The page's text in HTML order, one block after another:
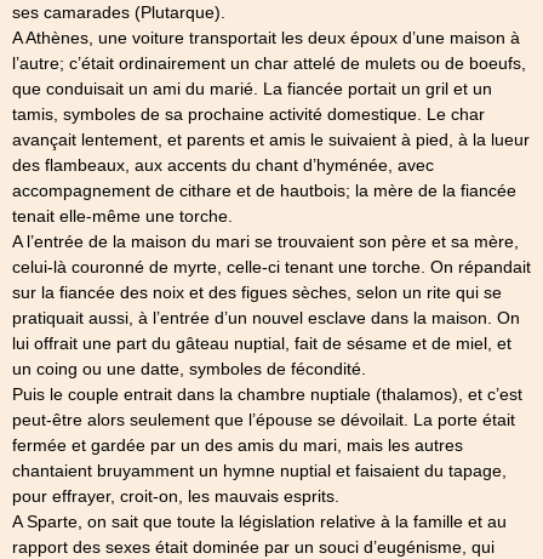
ses camarades (Plutarque).
A Athènes, une voiture transportait les deux époux d’une maison à
l’autre; c’était ordinairement un char attelé de mulets ou de boeufs,
que conduisait un ami du marié. La fiancée portait un gril et un
tamis, symboles de sa prochaine activité domestique. Le char
avançait lentement, et parents et amis le suivaient à pied, à la lueur
des flambeaux, aux accents du chant d’hyménée, avec
accompagnement de cithare et de hautbois; la mère de la fiancée
tenait elle-même une torche.
A l’entrée de la maison du mari se trouvaient son père et sa mère,
celui-là couronné de myrte, celle-ci tenant une torche. On répandait
sur la fiancée des noix et des figues sèches, selon un rite qui se
pratiquait aussi, à l’entrée d’un nouvel esclave dans la maison. On
lui offrait une part du gâteau nuptial, fait de sésame et de miel, et
un coing ou une datte, symboles de fécondité.
Puis le couple entrait dans la chambre nuptiale (thalamos), et c’est
peut-être alors seulement que l’épouse se dévoilait. La porte était
fermée et gardée par un des amis du mari, mais les autres
chantaient bruyamment un hymne nuptial et faisaient du tapage,
pour effrayer, croit-on, les mauvais esprits.
A Sparte, on sait que toute la législation relative à la famille et au
rapport des sexes était dominée par un souci d’eugénisme, qui